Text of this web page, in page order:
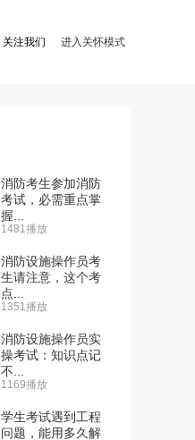
关注我们 进入关怀模式
消防考生参加消防
考试，必需重点掌
握...
1481播放
消防设施操作员考
生请注意，这个考
点...
1351播放
消防设施操作员实
操考试：知识点记
不...
1169播放
学生考试遇到工程
问题，能用多久解